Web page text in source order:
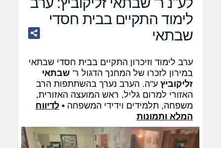
לימוד התקיים בבית חסדי
שבתאי
ערב לימוד וזיכרון התקיים בבית חסדי שבתאי
במירון לזכרו של המחנך הדגול ר' שבתאי
זליקוביץ ע"ה. הערב נערך בהשתתפות הרב
האזורי למרום גליל, ראש המועצה האזורית,
משפחה, תלמידים וידידי המשפחה •לדיווח
המלא ותמונות